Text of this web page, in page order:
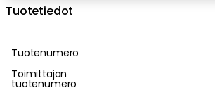
Tuotetiedot
Tuotenumero
Toimittajan
tuotenumero